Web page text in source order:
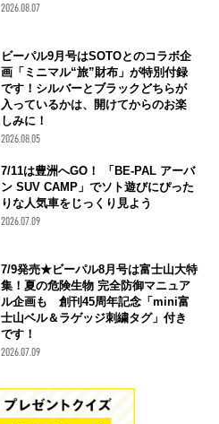
2026.08.07
ビーパル9月号はSOTOとのコラボ企
画「ミニマル“旅”財布」が特別付録
です！シルバーとブラックどちらが
入っているかは、開けてからのお楽
しみに！
2026.08.05
7/11は豊洲へGO！ 「BE-PAL アーバ
ン SUV CAMP」でソト遊びにぴった
りな人気車をじっくり見よう
2026.07.09
7/9発売★ビーパル8月号は富士山大特
集！夏の危険生物 完全防御マニュア
ル企画も 創刊45周年記念「mini富
士山ベル＆ラゲッジ刺繍タグ」付き
です！
2026.07.09